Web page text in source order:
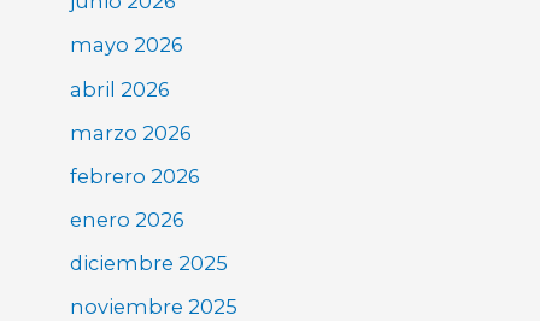
mayo 2026
abril 2026
marzo 2026
febrero 2026
enero 2026
diciembre 2025
noviembre 2025